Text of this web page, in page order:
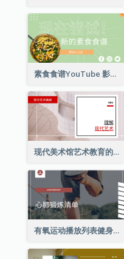
素食食谱YouTube 影片缩图
现代美术馆艺术教育的Youtube影片缩图
有氧运动播放列表健身Youtube影片缩图